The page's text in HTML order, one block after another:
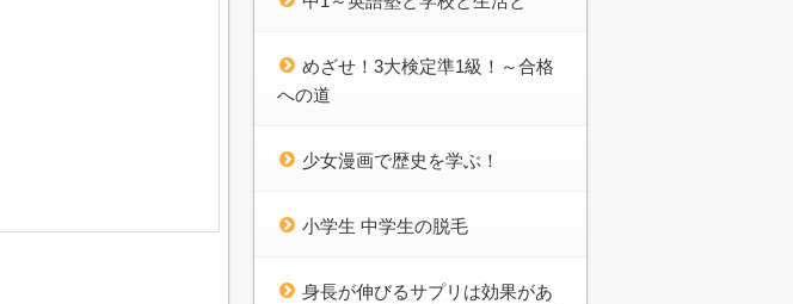
めざせ！3大検定準1級！～合格
への道
少女漫画で歴史を学ぶ！
小学生 中学生の脱毛
身長が伸びるサプリは効果があ